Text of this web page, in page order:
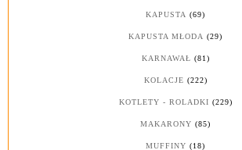
KAPUSTA (69)
KAPUSTA MŁODA (29)
KARNAWAŁ (81)
KOLACJE (222)
KOTLETY - ROLADKI (229)
MAKARONY (85)
MUFFINY (18)